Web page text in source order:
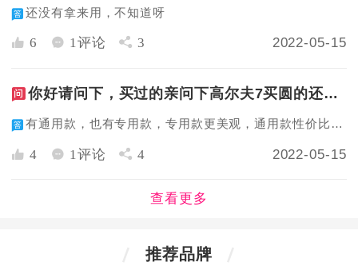
还没有拿来用，不知道呀
6 1评论 3 2022-05-15
你好请问下，买过的亲问下高尔夫7买圆的还是椭圆的？有买过的吗？
有通用款，也有专用款，专用款更美观，通用款性价比更高哦
4 1评论 4 2022-05-15
查看更多
推荐品牌